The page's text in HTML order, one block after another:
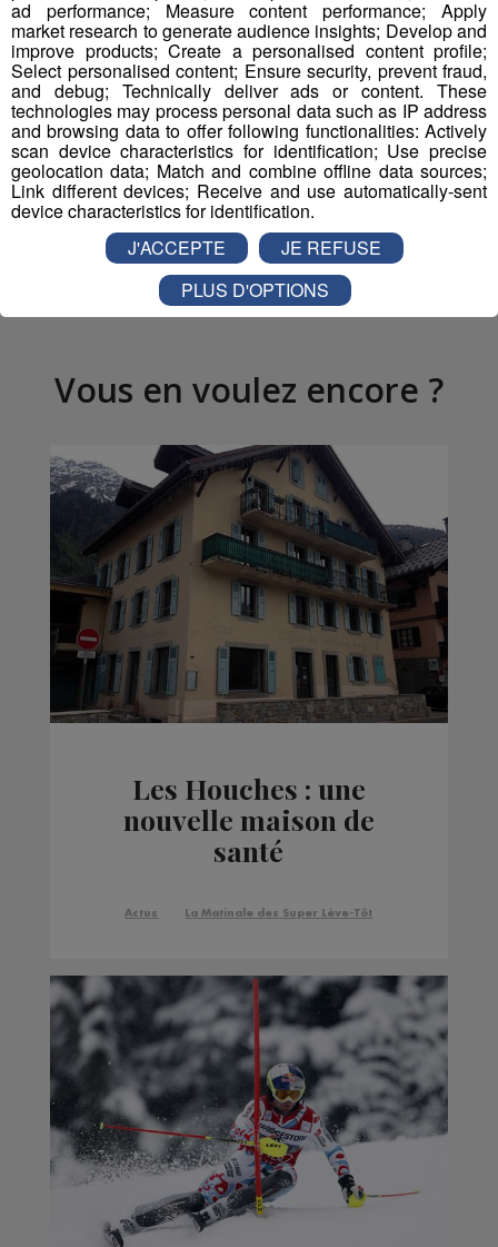
Partager sur Facebook
Partager sur Twitter
Vous en voulez encore ?
Les Houches : une
nouvelle maison de
santé
Actus La Matinale des Super Lève-Tôt
ad performance; Measure content performance; Apply
market research to generate audience insights; Develop and
improve products; Create a personalised content profile;
Select personalised content; Ensure security, prevent fraud,
and debug; Technically deliver ads or content. These
technologies may process personal data such as IP address
and browsing data to offer following functionalities: Actively
scan device characteristics for identification; Use precise
geolocation data; Match and combine offline data sources;
Link different devices; Receive and use automatically-sent
device characteristics for identification.
J'ACCEPTE
JE REFUSE
PLUS D'OPTIONS